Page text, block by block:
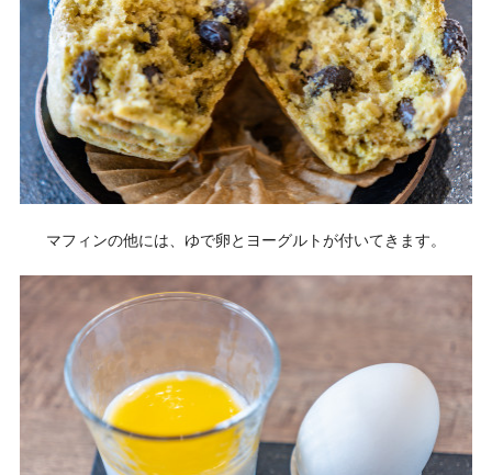
マフィンの他には、ゆで卵とヨーグルトが付いてきます。